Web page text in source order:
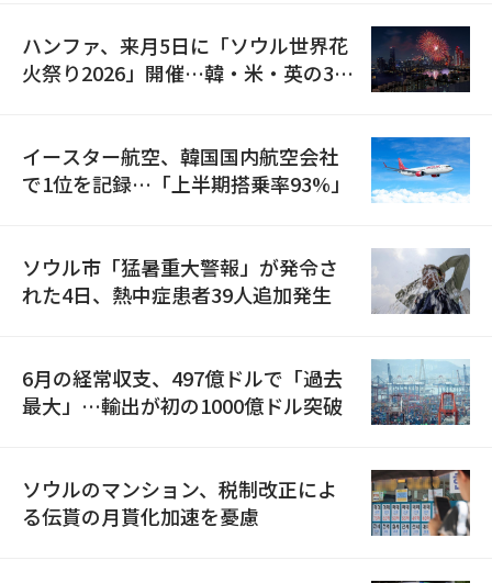
ハンファ、来月5日に「ソウル世界花
火祭り2026」開催…韓・米・英の3カ
イースター航空、韓国国内航空会社
で1位を記録…「上半期搭乗率93%」
ソウル市「猛暑重大警報」が発令さ
れた4日、熱中症患者39人追加発生
6月の経常収支、497億ドルで「過去
最大」…輸出が初の1000億ドル突破
ソウルのマンション、税制改正によ
る伝貰の月貰化加速を憂慮